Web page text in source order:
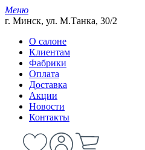
Меню
г. Минск, ул. М.Танка, 30/2
О салоне
Клиентам
Фабрики
Оплата
Доставка
Акции
Новости
Контакты